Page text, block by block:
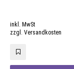
inkl. MwSt
zzgl. Versandkosten